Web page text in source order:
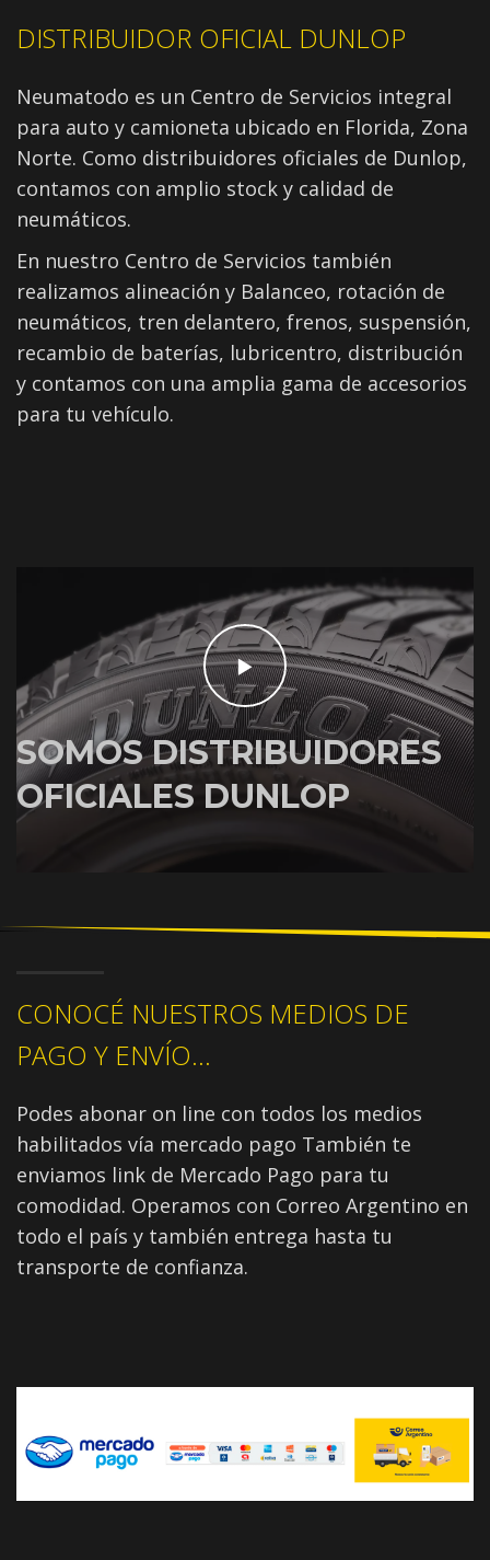
DISTRIBUIDOR OFICIAL DUNLOP
Neumatodo es un Centro de Servicios integral
para auto y camioneta ubicado en Florida, Zona
Norte. Como distribuidores oficiales de Dunlop,
contamos con amplio stock y calidad de
neumáticos.
En nuestro Centro de Servicios también
realizamos alineación y Balanceo, rotación de
neumáticos, tren delantero, frenos, suspensión,
recambio de baterías, lubricentro, distribución
y contamos con una amplia gama de accesorios
para tu vehículo.
SOMOS DISTRIBUIDORES
OFICIALES DUNLOP
CONOCÉ NUESTROS MEDIOS DE
PAGO Y ENVÍO...
Podes abonar on line con todos los medios
habilitados vía mercado pago También te
enviamos link de Mercado Pago para tu
comodidad. Operamos con Correo Argentino en
todo el país y también entrega hasta tu
transporte de confianza.